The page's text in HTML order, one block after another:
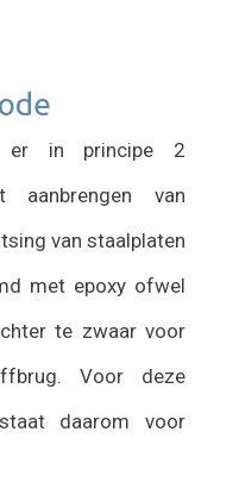
er in principe 2
aanbrengen van
van staalplaten
met epoxy ofwel
te zwaar voor
Voor deze
daarom voor